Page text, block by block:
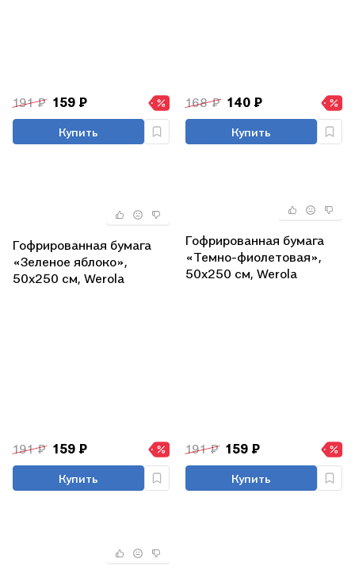
191 ₽ 159 ₽
Купить
168 ₽ 140 ₽
Купить
Гофрированная бумага
«Зеленое яблоко»,
50х250 см, Werola
191 ₽ 159 ₽
Купить
Гофрированная бумага
«Темно-фиолетовая»,
50х250 см, Werola
191 ₽ 159 ₽
Купить